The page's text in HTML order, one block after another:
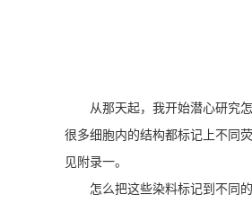
从那天起，我开始潜心研究
很多细胞内的结构都标记上不同
见附录一。
怎么把这些染料标记到不同